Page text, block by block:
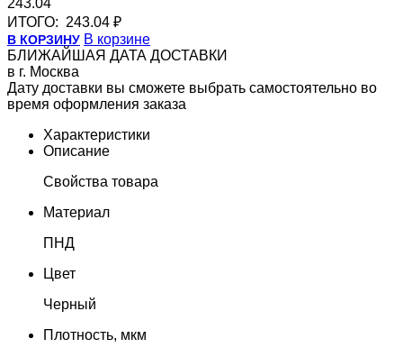
243.04
ИТОГО: 243.04 ₽
В КОРЗИНУ В корзине
БЛИЖАЙШАЯ ДАТА ДОСТАВКИ
в г. Москва
Дату доставки вы сможете выбрать самостоятельно во
время оформления заказа
Характеристики
Описание
Свойства товара
Материал
ПНД
Цвет
Черный
Плотность, мкм